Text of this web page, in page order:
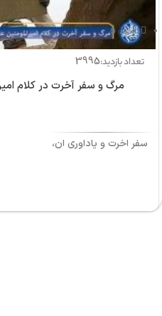
بازدید: 0
تعداد بازدید:3995
مرگ و سفر آخرت در کلام
سفر آخرت و یادآوری آن،